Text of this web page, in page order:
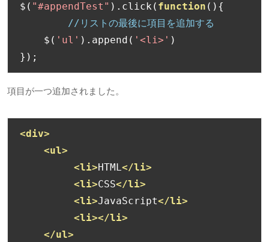
$ ( "#appendTest" ). click ( function (){
//リストの最後に項目を追加する
    $
( 'ul' ). append ( '<li>' )
});
項目が一つ追加されました。
<div>
<ul>
<li>HTML</li>
<li>CSS</li>
<li>JavaScript</li>
<li></li>
</ul>